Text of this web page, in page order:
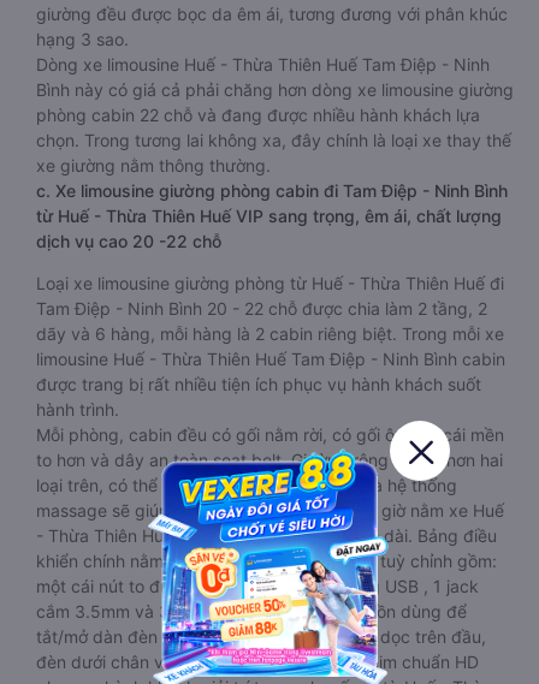
giường đều được bọc da êm ái, tương đương với phân khúc
hạng 3 sao.
Dòng xe limousine Huế - Thừa Thiên Huế Tam Điệp - Ninh
Bình này có giá cả phải chăng hơn dòng xe limousine giường
phòng cabin 22 chỗ và đang được nhiều hành khách lựa
chọn. Trong tương lai không xa, đây chính là loại xe thay thế
xe giường nằm thông thường.
c. Xe limousine giường phòng cabin đi Tam Điệp - Ninh Bình
từ Huế - Thừa Thiên Huế VIP sang trọng, êm ái, chất lượng
dịch vụ cao 20 -22 chỗ
Loại xe limousine giường phòng từ Huế - Thừa Thiên Huế đi
Tam Điệp - Ninh Bình 20 - 22 chỗ được chia làm 2 tầng, 2
dãy và 6 hàng, mỗi hàng là 2 cabin riêng biệt. Trong mỗi xe
limousine Huế - Thừa Thiên Huế Tam Điệp - Ninh Bình cabin
được trang bị rất nhiều tiện ích phục vụ hành khách suốt
hành trình.
Mỗi phòng, cabin đều có gối nằm rời, có gối ôm, có cái mền
to hơn và dây an toàn seat belt. Giường rộng và dài hơn hai
loại trên, có thể lăn lộn thoải mái. Đặc biệt là hệ thống
massage sẽ giúp bạn thư giãn trong những giờ nằm xe Huế
- Thừa Thiên Huế đến Tam Điệp - Ninh Bình dài. Bảng điều
khiển chính nằm ngay cạnh đầu để tiện tay tuỳ chỉnh gồm:
một cái nút to đùng để gọi tiếp viên, 2 cổng USB , 1 jack
cắm 3.5mm và 3 cái nút có biểu tượng nguồn dùng để
tắt/mở dàn đèn chính của buồng nằm chạy dọc trên đầu,
đèn dưới chân và màn hình tv có đầy đủ phim chuẩn HD